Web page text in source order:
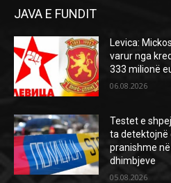
JAVA E FUNDIT
Levica:
varur nga
333 milionë
06.08.2026
Testet e
ta detektojnë
pranishme
dhimbjeve
05.08.2026